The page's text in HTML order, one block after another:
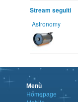
Stream seguiti
Astronomy
Menù
Homepage